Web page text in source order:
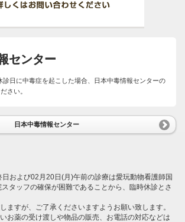
センター
診日に中毒症を起こした場合、日本中毒情報センターの
さい。
日本中毒情報センター
および02月20日(月)午前の診療は愛玩動物看護師国
タッフの確保が困難であることから、臨時休診とさ
ますが、ご了承くださいますようお願い致します。
お薬の受け渡しや物品の販売、お電話の対応などは